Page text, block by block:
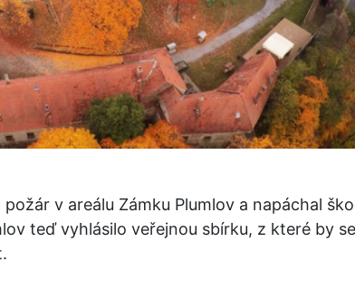
požár v areálu Zámku Plumlov a napáchal
teď vyhlásilo veřejnou sbírku, z které by